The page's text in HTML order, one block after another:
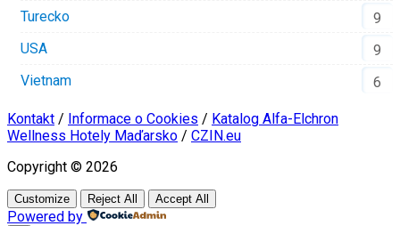
Turecko
9
USA
9
Vietnam
6
Kontakt / Informace o Cookies / Katalog Alfa-Elchron
Wellness Hotely Maďarsko / CZIN.eu
Copyright © 2026
Customize Reject All Accept All
Powered by